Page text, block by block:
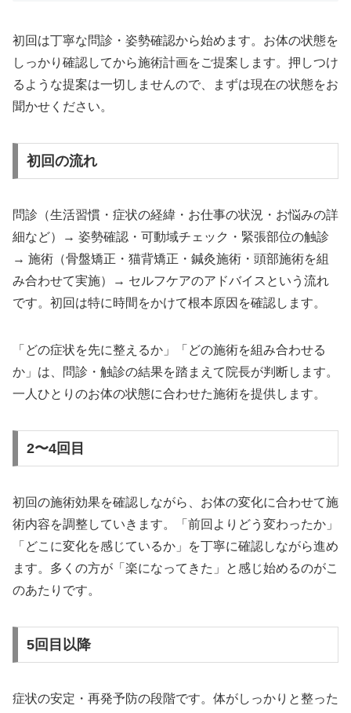
初回は丁寧な問診・姿勢確認から始めます。お体の状態を
しっかり確認してから施術計画をご提案します。押しつけ
るような提案は一切しませんので、まずは現在の状態をお
聞かせください。
初回の流れ
問診（生活習慣・症状の経緯・お仕事の状況・お悩みの詳
細など）→ 姿勢確認・可動域チェック・緊張部位の触診
→ 施術（骨盤矯正・猫背矯正・鍼灸施術・頭部施術を組
み合わせて実施）→ セルフケアのアドバイスという流れ
です。初回は特に時間をかけて根本原因を確認します。
「どの症状を先に整えるか」「どの施術を組み合わせる
か」は、問診・触診の結果を踏まえて院長が判断します。
一人ひとりのお体の状態に合わせた施術を提供します。
2〜4回目
初回の施術効果を確認しながら、お体の変化に合わせて施
術内容を調整していきます。「前回よりどう変わったか」
「どこに変化を感じているか」を丁寧に確認しながら進め
ます。多くの方が「楽になってきた」と感じ始めるのがこ
のあたりです。
5回目以降
症状の安定・再発予防の段階です。体がしっかりと整った